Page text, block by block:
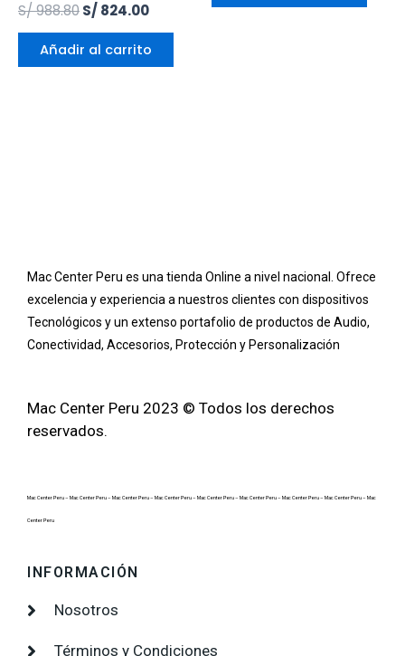
Valorado
en
0
S/988.80S/824.00
Añadir al carrito
Mac Center Peru es una tienda Online a nivel nacional
. Ofrece
excelencia y experiencia a nuestros clientes con dispositivos
Tecnológicos y un extenso portafolio de productos de Audio,
Conectividad, Accesorios, Protección y Personalización
Mac Center Peru 2023 © Todos los derechos
reservados.
Mac Center Peru – Mac Center Peru – Mac Center Peru – Mac Center Peru – Mac Center Peru – Mac Center Peru – Mac Center Peru – Mac Center Peru – Mac
Center Peru
INFORMACIÓN
Nosotros
Términos y Condiciones